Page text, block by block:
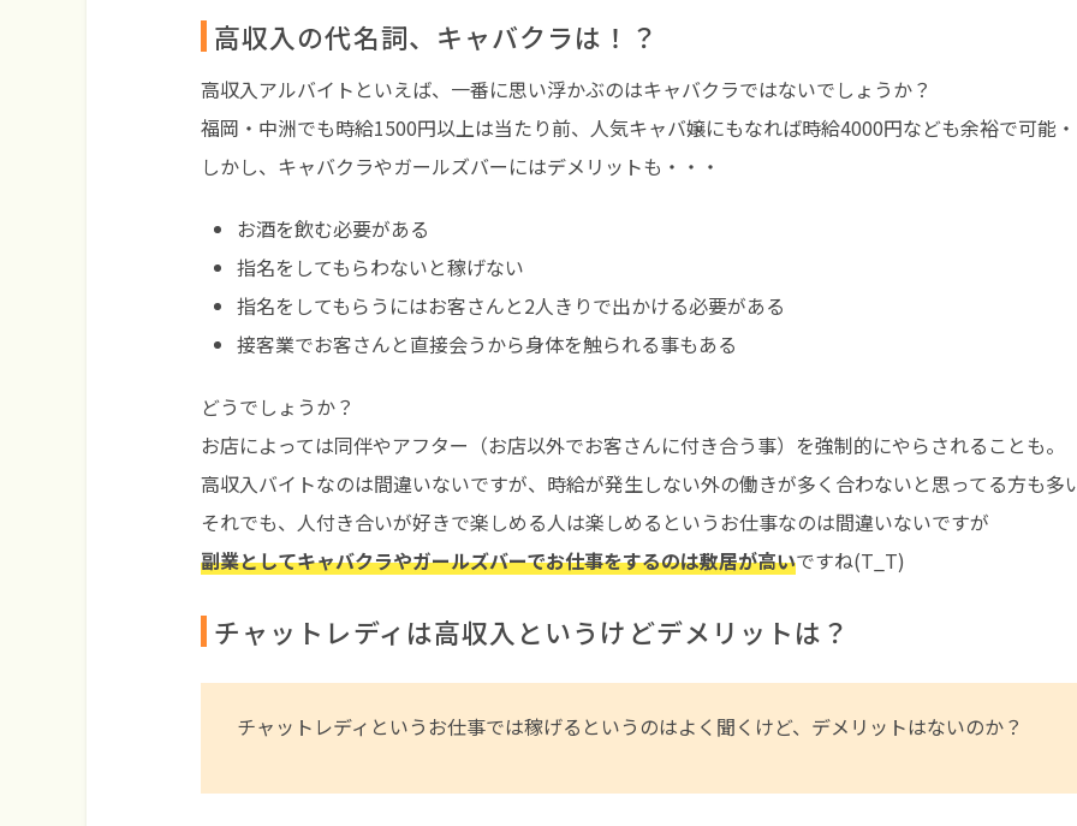
高収入の代名詞、キャバクラは！？
高収入アルバイトといえば、一番に思い浮かぶのはキャバクラではないでしょうか？
福岡・中洲でも時給1500円以上は当たり前、人気キャバ嬢にもなれば時給4000円なども余裕で可能
しかし、キャバクラやガールズバーにはデメリットも・・・
お酒を飲む必要がある
指名をしてもらわないと稼げない
指名をしてもらうにはお客さんと2人きりで出かける必要がある
接客業でお客さんと直接会うから身体を触られる事もある
どうでしょうか？
お店によっては同伴やアフター（お店以外でお客さんに付き合う事）を強制的にやらされることも。
高収入バイトなのは間違いないですが、時給が発生しない外の働きが多く合わないと思ってる方も多
それでも、人付き合いが好きで楽しめる人は楽しめるというお仕事なのは間違いないですが
副業としてキャバクラやガールズバーでお仕事をするのは敷居が高いですね(T_T)
チャットレディは高収入というけどデメリットは？
チャットレディというお仕事では稼げるというのはよく聞くけど、デメリットはないのか？